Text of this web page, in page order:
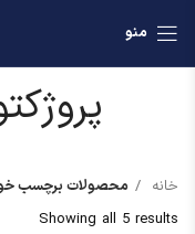
منو
خانه
محصولات برچسب
Showing all 5 results